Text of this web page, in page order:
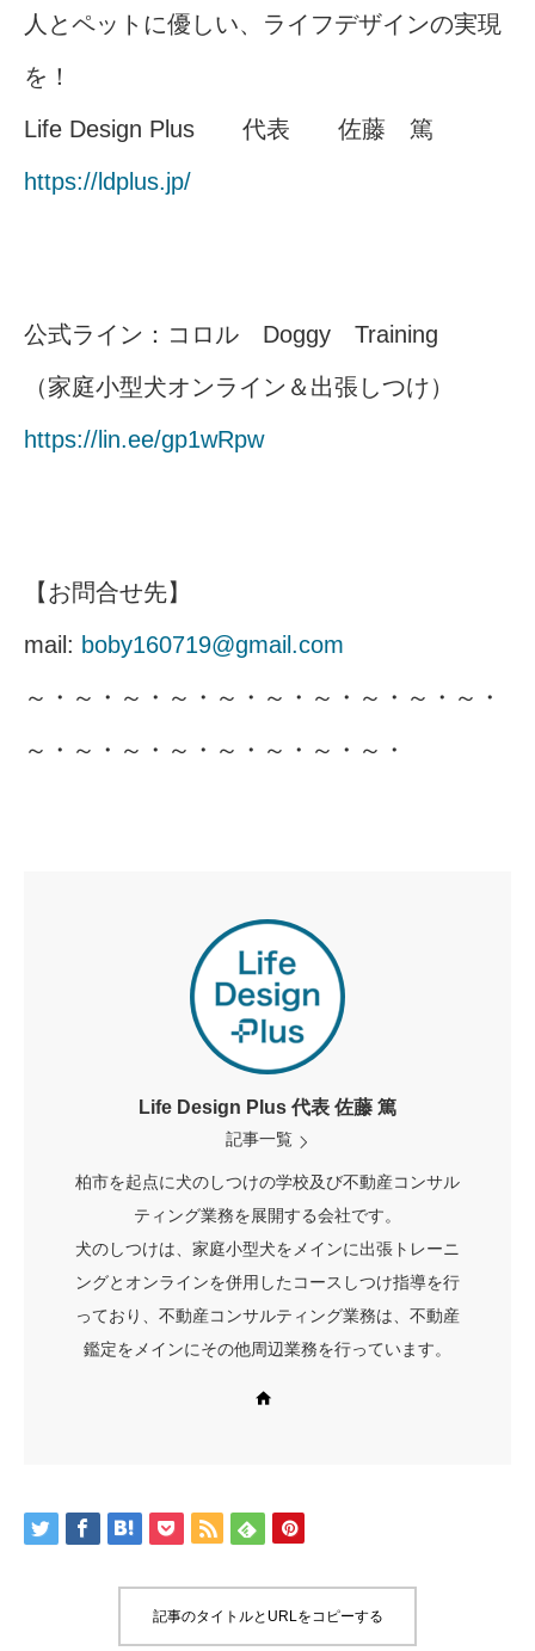
人とペットに優しい、ライフデザインの実現
を！
Life Design Plus 代表 佐藤 篤
https://ldplus.jp/
公式ライン：コロル Doggy Training
（家庭小型犬オンライン＆出張しつけ）
https://lin.ee/gp1wRpw
【お問合せ先】
mail: boby160719@gmail.com
～・～・～・～・～・～・～・～・～・～・
～・～・～・～・～・～・～・～・
Life Design Plus 代表 佐藤 篤
記事一覧
柏市を起点に犬のしつけの学校及び不動産コンサル
ティング業務を展開する会社です。
犬のしつけは、家庭小型犬をメインに出張トレーニ
ングとオンラインを併用したコースしつけ指導を行
っており、不動産コンサルティング業務は、不動産
鑑定をメインにその他周辺業務を行っています。
記事のタイトルとURLをコピーする